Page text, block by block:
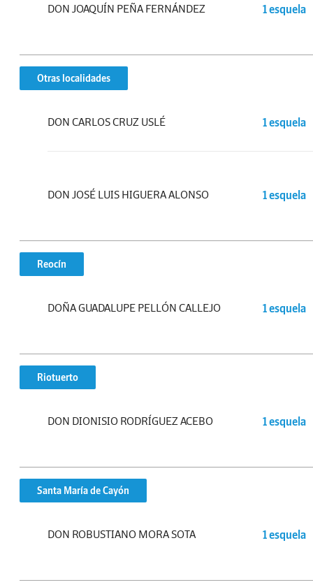
DON JOAQUÍN PEÑA FERNÁNDEZ 1 esquela
Otras localidades
DON CARLOS CRUZ USLÉ 1 esquela
DON JOSÉ LUIS HIGUERA ALONSO 1 esquela
Reocín
DOÑA GUADALUPE PELLÓN CALLEJO 1 esquela
Riotuerto
DON DIONISIO RODRÍGUEZ ACEBO 1 esquela
Santa María de Cayón
DON ROBUSTIANO MORA SOTA 1 esquela